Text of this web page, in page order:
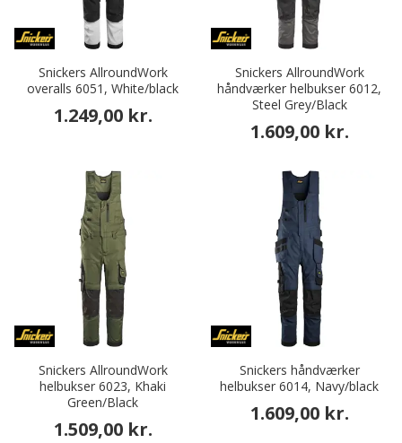
Snickers AllroundWork
overalls 6051, White/black
1.249,00 kr.
Snickers AllroundWork
håndværker helbukser 6012,
Steel Grey/Black
1.609,00 kr.
Snickers AllroundWork
helbukser 6023, Khaki
Green/Black
1.509,00 kr.
Snickers håndværker
helbukser 6014, Navy/black
1.609,00 kr.